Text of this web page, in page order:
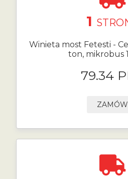
1
Winieta most Fetesti -
ton, mikrobus
79.34
ZAMÓW